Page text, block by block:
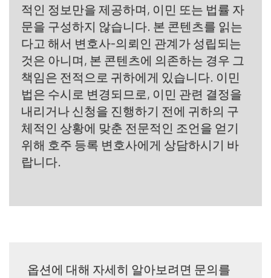
적인 정보만을 제공하며, 이민 또는 법률 자
문을 구성하지 않습니다. 본 콘텐츠를 읽는
다고 해서 변호사-의뢰인 관계가 성립되는
것은 아니며, 본 콘텐츠에 의존하는 경우 그
책임은 전적으로 귀하에게 있습니다. 이민
법은 수시로 변경되므로, 이민 관련 결정을
내리거나 신청을 진행하기 전에 귀하의 구
체적인 상황에 맞춘 전문적인 조언을 얻기
위해 호주 등록 변호사에게 상담하시기 바
랍니다.
옵션에 대해 자세히 알아보려면 문의를